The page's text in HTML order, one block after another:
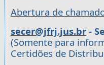
Abertura de
secer@jfrj.jus.br -
(Somente para
Certidões de